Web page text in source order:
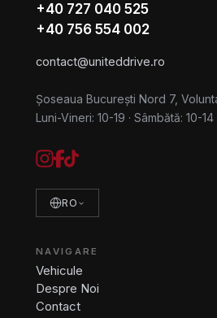
+40 727 040 525
+40 756 554 002
contact@uniteddrive.ro
Șoseaua București Nord 7,
Luni-Vineri: 10-19 · Sâmbătă: 10-14
RO
NAVIGARE
Vehicule
Despre Noi
Contact